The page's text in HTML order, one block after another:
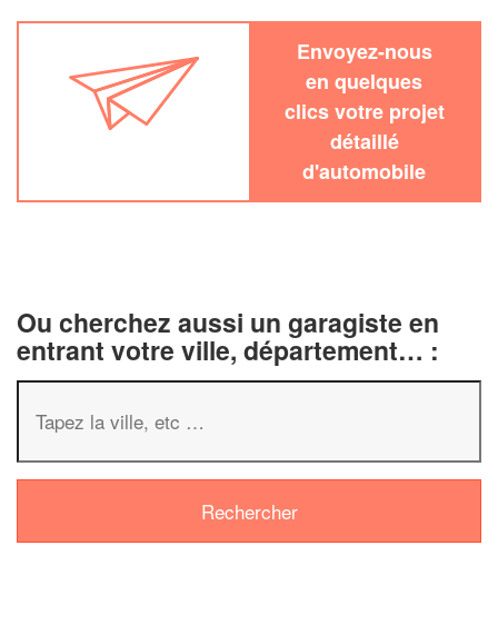
Envoyez-nous
en quelques
clics votre projet
détaillé
d'automobile
Ou cherchez aussi un garagiste en
entrant votre ville, département… :
✕
Vous êtes un